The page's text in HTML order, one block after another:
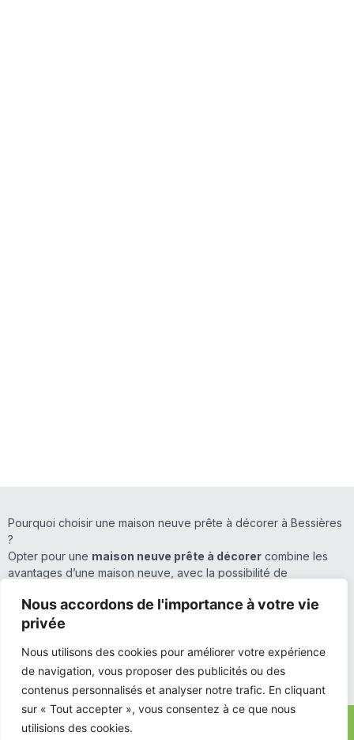
Nous accordons de l'importance à votre vie
privée
Nous utilisons des cookies pour améliorer votre expérience
de navigation, vous proposer des publicités ou des
contenus personnalisés et analyser notre trafic. En cliquant
sur « Tout accepter », vous consentez à ce que nous
utilisions des cookies.
Pourquoi choisir une maison neuve prête à décorer à Bessières
?
Opter pour une maison neuve prête à décorer combine les
avantages d’une maison neuve, avec la possibilité de
Ce type de projet permet de bénéficier d’un cadre moderne,
avec les dernières normes de construction et une haute
les finitions décoratives.
Bessières, un cadre de vie agréable et paisible,Bâti Planet
propose desmaisons neuves prêtes à décorer qui
s’intègrent parfaitement dans l’environnement local, tout en vous